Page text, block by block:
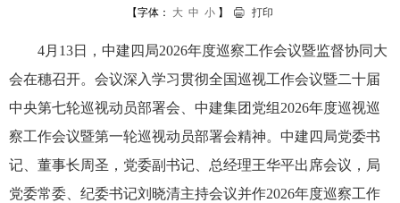
【字体： 大 中 小 】 打印
4月13日，中建四局2026年度巡察工作会议暨监督协同大
会在穗召开。会议深入学习贯彻全国巡视工作会议暨二十届
中央第七轮巡视动员部署会、中建集团党组2026年度巡视巡
察工作会议暨第一轮巡视动员部署会精神。中建四局党委书
记、董事长周圣，党委副书记、总经理王华平出席会议，局
党委常委、纪委书记刘晓清主持会议并作2026年度巡察工作